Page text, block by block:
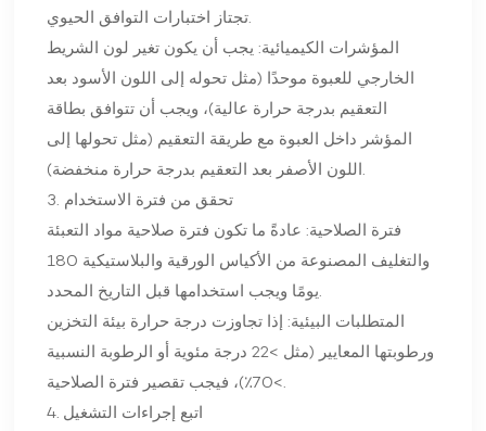
تجتاز اختبارات التوافق الحيوي.
المؤشرات الكيميائية: يجب أن يكون تغير لون الشريط
الخارجي للعبوة موحدًا (مثل تحوله إلى اللون الأسود بعد
التعقيم بدرجة حرارة عالية)، ويجب أن تتوافق بطاقة
المؤشر داخل العبوة مع طريقة التعقيم (مثل تحولها إلى
اللون الأصفر بعد التعقيم بدرجة حرارة منخفضة).
3. تحقق من فترة الاستخدام
فترة الصلاحية: عادةً ما تكون فترة صلاحية مواد التعبئة
والتغليف المصنوعة من الأكياس الورقية والبلاستيكية 180
يومًا ويجب استخدامها قبل التاريخ المحدد.
المتطلبات البيئية: إذا تجاوزت درجة حرارة بيئة التخزين
ورطوبتها المعايير (مثل >22 درجة مئوية أو الرطوبة النسبية
>70٪)، فيجب تقصير فترة الصلاحية.
4. اتبع إجراءات التشغيل